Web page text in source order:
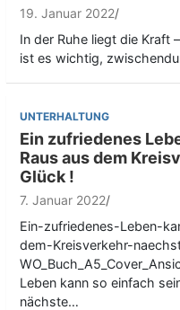
19. Januar 2022
In der Ruhe liegt die Kraft
ist es wichtig,
UNTERHALTUNG
Ein zufriedenes
Raus aus dem
Glück !
7. Januar 2022
Ein-zufriedenes-Leben-
dem-Kreisverkehr-
Leben kann so einfach
nächste…